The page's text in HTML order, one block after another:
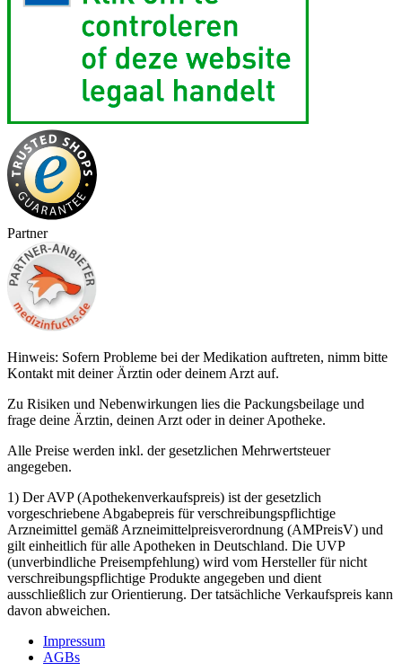
Partner
Hinweis: Sofern Probleme bei der Medikation auftreten, nimm bitte
Kontakt mit deiner Ärztin oder deinem Arzt auf.
Zu Risiken und Nebenwirkungen lies die Packungsbeilage und
frage deine Ärztin, deinen Arzt oder in deiner Apotheke.
Alle Preise werden inkl. der gesetzlichen Mehrwertsteuer
angegeben.
1) Der AVP (Apothekenverkaufspreis) ist der gesetzlich
vorgeschriebene Abgabepreis für verschreibungspflichtige
Arzneimittel gemäß Arzneimittelpreisverordnung (AMPreisV) und
gilt einheitlich für alle Apotheken in Deutschland. Die UVP
(unverbindliche Preisempfehlung) wird vom Hersteller für nicht
verschreibungspflichtige Produkte angegeben und dient
ausschließlich zur Orientierung. Der tatsächliche Verkaufspreis kann
davon abweichen.
Impressum
AGBs